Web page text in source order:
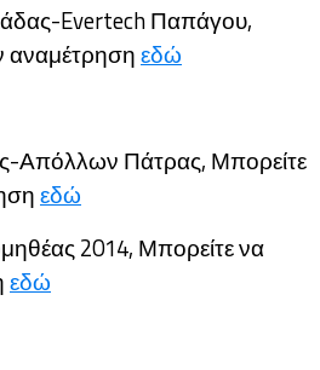
Evertech Παπάγου,
αναμέτρησηεδώ
Απόλλων Πάτρας, Μπορείτε
εδώ
2014, Μπορείτε να
εδώ